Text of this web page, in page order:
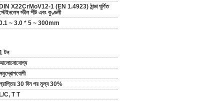
DIN X22CrMoV12-1 (EN 1.4923) ঠান্ডা ঘূর্ণিত
স্টীল শীট এবং কুণ্ডলী
~ 3.0 * 5 ~ 300mm
টন
30 দিন পর মূল্য 30%
L/C, T T